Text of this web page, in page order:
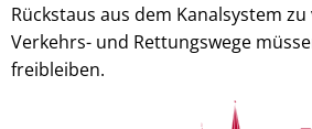
Rückstaus aus dem Kanalsystem
Verkehrs- und Rettungswege
freibleiben.